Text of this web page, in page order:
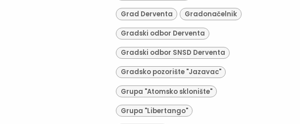
Grad Derventa Gradonačelnik
Gradski odbor Derventa
Gradski odbor SNSD Derventa
Gradsko pozorište "Jazavac"
Grupa "Atomsko sklonište"
Grupa "Libertango"